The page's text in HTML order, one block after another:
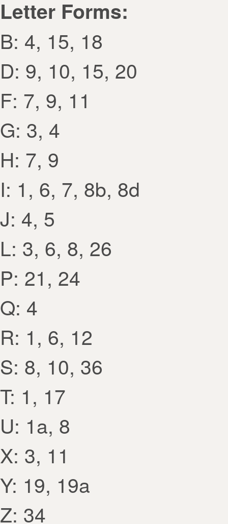
Letter Forms:
B: 4, 15, 18
D: 9, 10, 15, 20
F: 7, 9, 11
G: 3, 4
H: 7, 9
I: 1, 6, 7, 8b, 8d
J: 4, 5
L: 3, 6, 8, 26
P: 21, 24
Q: 4
R: 1, 6, 12
S: 8, 10, 36
T: 1, 17
U: 1a, 8
X: 3, 11
Y: 19, 19a
Z: 34